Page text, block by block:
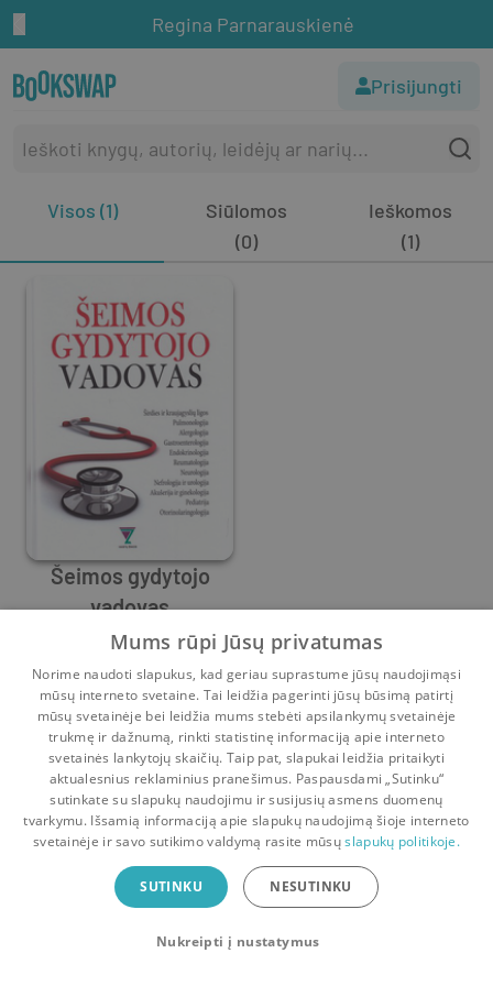
Regina Parnarauskienė
Prisijungti
Visos (1)
Siūlomos
(0)
Ieškomos
(1)
Šeimos gydytojo
vadovas
Algimantas Irnius,Diana Obelienienė ,Edita Gražulevičiūtė
0 2
Pradinis Krepšelis Pokalbiai Pranešimai Paskyra
Bookswap programėlė
Mainykis knygomis dar patogiau!
Uždaryti
Mums rūpi Jūsų privatumas
Norime naudoti slapukus, kad geriau suprastume jūsų naudojimąsi
mūsų interneto svetaine. Tai leidžia pagerinti jūsų būsimą patirtį
mūsų svetainėje bei leidžia mums stebėti apsilankymų svetainėje
trukmę ir dažnumą, rinkti statistinę informaciją apie interneto
svetainės lankytojų skaičių. Taip pat, slapukai leidžia pritaikyti
aktualesnius reklaminius pranešimus. Paspausdami „Sutinku“
sutinkate su slapukų naudojimu ir susijusių asmens duomenų
tvarkymu. Išsamią informaciją apie slapukų naudojimą šioje interneto
svetainėje ir savo sutikimo valdymą rasite mūsųslapukų politikoje.
SUTINKU NESUTINKU
Nukreipti į nustatymus